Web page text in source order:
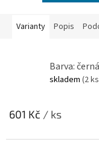
Varianty Popis
Barva:
skladem (2
601 Kč / ks